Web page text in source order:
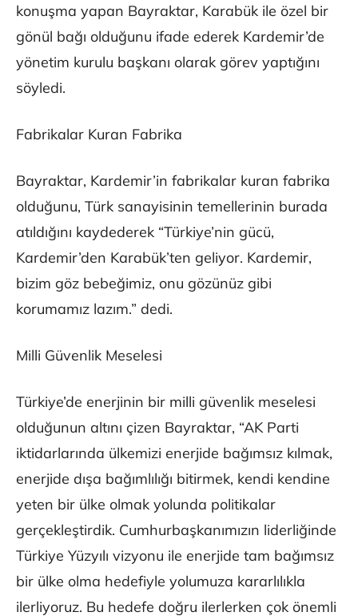
konuşma yapan Bayraktar, Karabük ile özel bir
gönül bağı olduğunu ifade ederek Kardemir’de
yönetim kurulu başkanı olarak görev yaptığını
söyledi.
Fabrikalar Kuran Fabrika
Bayraktar, Kardemir’in fabrikalar kuran fabrika
olduğunu, Türk sanayisinin temellerinin burada
atıldığını kaydederek “Türkiye’nin gücü,
Kardemir’den Karabük’ten geliyor. Kardemir,
bizim göz bebeğimiz, onu gözünüz gibi
korumamız lazım.” dedi.
Milli Güvenlik Meselesi
Türkiye’de enerjinin bir milli güvenlik meselesi
olduğunun altını çizen Bayraktar, “AK Parti
iktidarlarında ülkemizi enerjide bağımsız kılmak,
enerjide dışa bağımlılığı bitirmek, kendi kendine
yeten bir ülke olmak yolunda politikalar
gerçekleştirdik. Cumhurbaşkanımızın liderliğinde
Türkiye Yüzyılı vizyonu ile enerjide tam bağımsız
bir ülke olma hedefiyle yolumuza kararlılıkla
ilerliyoruz. Bu hedefe doğru ilerlerken çok önemli